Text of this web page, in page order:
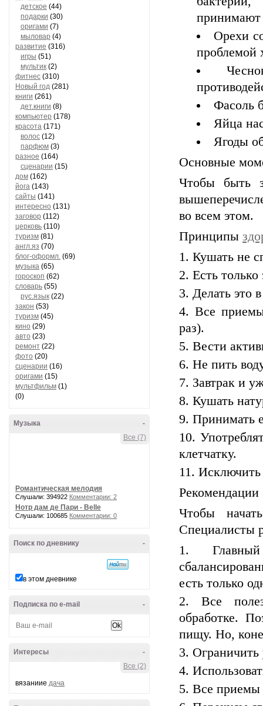
детское (44)
подарки (30)
оригами (7)
мыловар (4)
развитие (316)
игры (51)
мультик (2)
фитнес (310)
Новый год (281)
книги (261)
дет.книги (8)
компьютер (178)
красота (171)
волос (12)
парфюм (3)
разное (164)
сценарии (15)
дом (162)
йога (143)
сайты (141)
интересно (131)
заговор (112)
церковь (110)
туризм (81)
англ.яз (70)
блог-оформл. (69)
музыка (65)
гороскоп (62)
словарь (55)
рус.язык (22)
закон (53)
туризм (45)
кино (29)
авто (23)
ремонт (22)
фото (20)
сценарии (16)
оригами (15)
мультфильм (1)
(0)
-
Музыка
Все (7)
Романтическая мелодия
Слушали: 394922 Комментарии: 2
Нотр дам де Пари - Belle
Слушали: 100685 Комментарии: 0
-
Поиск по дневнику
в этом дневнике
-
Подписка по e-mail
-
Интересы
Все (2)
вязаниие дача
принимают
Орехи
проблемой
Фасоль
Яйца
Ягоды
Основные
Чтобы быть
во всем этом.
Принципы
Кушать не
Есть только
Делать это
Все
раз).
Вести
Не пить
Завтрак и
Кушать
Принимать
клетчатку.
Исключить
Рекомендации
Чтобы
Специалисты
есть только
Все
обработке.
пищу. Но,
Ограничить
Все приемы